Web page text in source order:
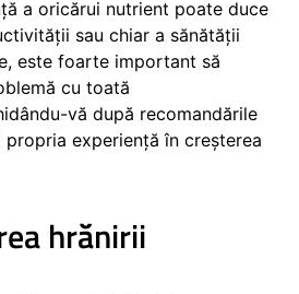
a oricărui nutrient poate duce
sau chiar a sănătății
este foarte important să
cu toată
vă după recomandările
experiență în creșterea
hrănirii